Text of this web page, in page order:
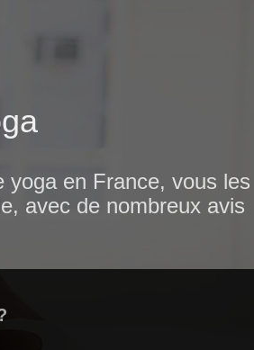
yoga en France, vous les
avec de nombreux avis